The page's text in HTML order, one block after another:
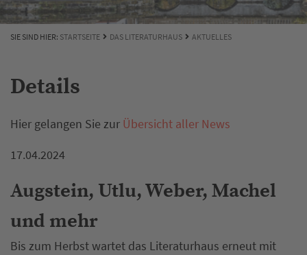
SIE SIND HIER: STARTSEITE DAS LITERATURHAUS AKTUELLES
Details
Hier gelangen Sie zur Übersicht aller News
17.04.2024
Augstein, Utlu, Weber, Machel
und mehr
Bis zum Herbst wartet das Literaturhaus erneut mit